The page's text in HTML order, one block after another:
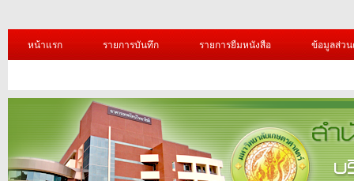
หน้าแรก รายการบันทึก รายการยืมหนังสือ ข้อมูลส่ว